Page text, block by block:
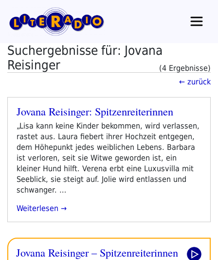
Inhalt
springen
Suchergebnisse für: Jovana
Reisinger
(4 Ergebnisse)
← zurück
Veröffentlicht
Jovana Reisinger: Spitzenreiterinnen
„Lisa kann keine Kinder bekommen, wird verlassen,
rastet aus. Laura fiebert ihrer Hochzeit entgegen,
dem Höhepunkt jedes weiblichen Lebens. Barbara
ist verloren, seit sie Witwe geworden ist, ein
kleiner Hund hilft. Verena erbt eine Luxusvilla mit
Seeblick, sie steigt auf. Jolie wird entlassen und
schwanger. …
„Jovana
Weiterlesen
Jovana Reisinger – Spitzenreiterinnen